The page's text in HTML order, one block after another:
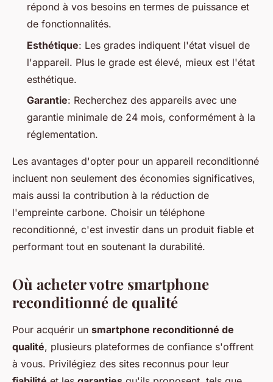
répond à vos besoins en termes de puissance et
de fonctionnalités.
Esthétique: Les grades indiquent l'état visuel de
l'appareil. Plus le grade est élevé, mieux est l'état
esthétique.
Garantie: Recherchez des appareils avec une
garantie minimale de 24 mois, conformément à la
réglementation.
Les avantages d'opter pour un appareil reconditionné
incluent non seulement des économies significatives,
mais aussi la contribution à la réduction de
l'empreinte carbone. Choisir un téléphone
reconditionné, c'est investir dans un produit fiable et
performant tout en soutenant la durabilité.
Où acheter votre smartphone
reconditionné de qualité
Pour acquérir un smartphone reconditionné de
qualité, plusieurs plateformes de confiance s'offrent
à vous. Privilégiez des sites reconnus pour leur